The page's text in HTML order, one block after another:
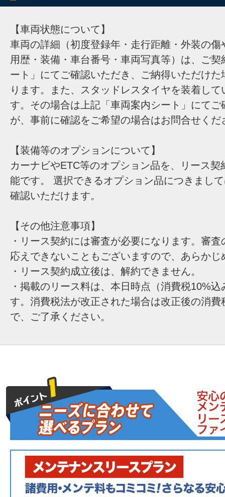
【車両状態について】
車両の詳細（初度登録年・走行距離・外装の傷
用歴・装備・車台番号・車両写真等）は、ご
ート」にてご確認いただき、ご納得いただけ
ります。また、スタッドレスタイヤを装着し
す。その場合は上記「車両案内シート」にてご
が、事前に確認をご希望の場合はお問合せくだ
【装備等のオプションについて】
カーナビやETC等のオプション品を、リース契
能です。 選択できるオプション品につきまし
確認いただけます。
【その他注意事項】
・リース契約には審査が必要になります。審
応えできないこともございますので、あらか
・リース契約成立後は、解約できません。
・掲載のリース料は、本日時点（消費税10%
す。消費税法が改正された場合は改正後の消費
で、ご了承ください。